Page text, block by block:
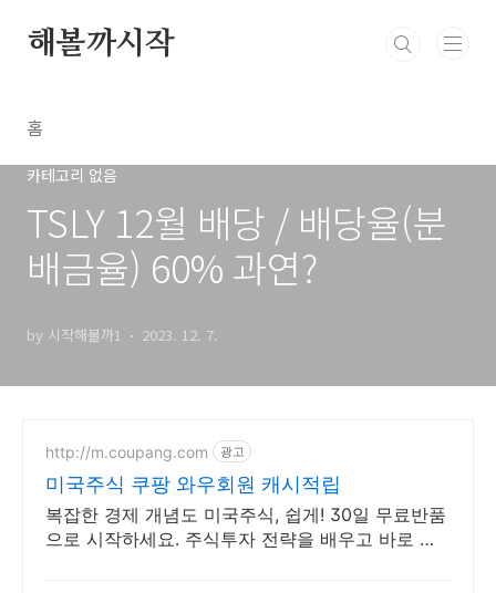
해볼까시작
홈
카테고리 없음
TSLY 12월 배당 / 배당율(분
배금율) 60% 과연?
by 시작해볼까1 2023. 12. 7.
http://m.coupang.com 광고
미국주식 쿠팡 와우회원 캐시적립
복잡한 경제 개념도 미국주식, 쉽게! 30일 무료반품
으로 시작하세요. 주식투자 전략을 배우고 바로 실